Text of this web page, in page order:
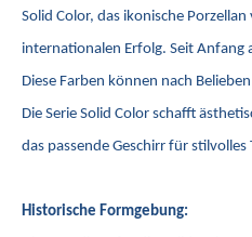
Solid Color, das ikonische
internationalen Erfolg. Seit Anfang
Diese Farben können nach
Die Serie Solid Color schafft
das passende Geschirr für stilvolles
Historische Formgebung: